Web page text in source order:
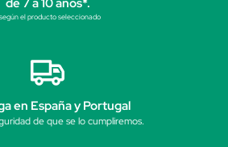
el producto seleccionado
en España y Portugal
de que se lo cumpliremos.